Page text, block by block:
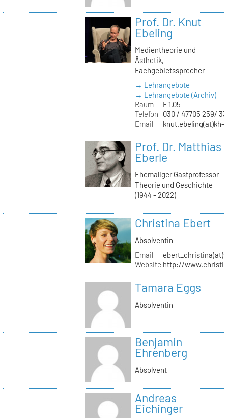
Prof. Dr. Knut
Ebeling
Medientheorie und
Ästhetik,
Fachgebietssprecher
→ Lehrangebote
→ Lehrangebote (Archiv)
Raum
F 1.05
Telefon
030 / 47705 259/
Email
knut.ebeling(at)kh-
Prof. Dr. Matthias
Eberle
Ehemaliger Gastprofessor
Theorie und Geschichte
(1944 - 2022)
Christina Ebert
Absolventin
Email
Website http://
Tamara Eggs
Absolventin
Benjamin
Ehrenberg
Absolvent
Andreas
Eichinger